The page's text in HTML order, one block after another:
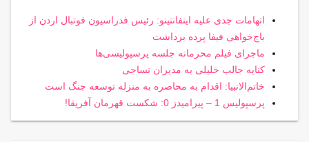
اتهامات جدی علیه اینفانتینو: رئیس فدراسیون فوتبال اردن از
باج‌خواهی فیفا پرده برداشت
ماجرای فیلم محرمانه جلسه پرسپولیسی‌ها
کنایه جالب خلیلی به مدیران نساجی
خاتم‌الانبیا: اقدام به محاصره به منزله توسعه جنگ است
پرسپولیس 1 – پیرامیدز 0: شکست قهرمان آفریقا!